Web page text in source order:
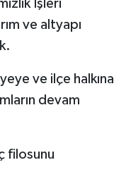
İşleri
ve altyapı
ve ilçe halkına
devam
filosunu